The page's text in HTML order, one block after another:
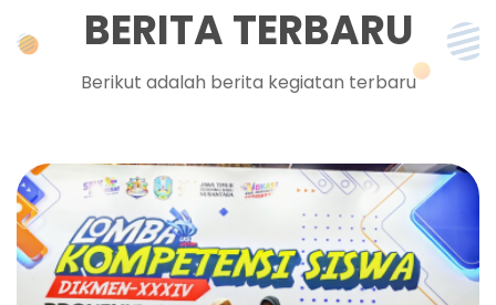
BERITA TERBARU
Berikut adalah berita kegiatan terbaru